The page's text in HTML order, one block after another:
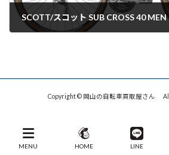
SCOTT/スコット SUB CROSS 40 MEN
Copyright © 岡山の自転車買取屋さん All
MENU HOME LINE